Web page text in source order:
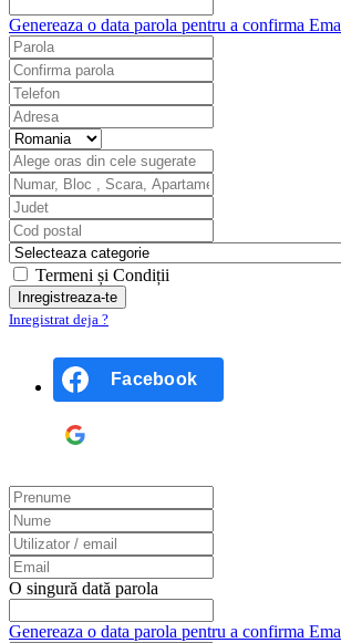
Genereaza o data parola pentru a confirma
Termeni și Condiții
Inregistrat deja ?
Facebook
O singură dată parola
Genereaza o data parola pentru a confirma